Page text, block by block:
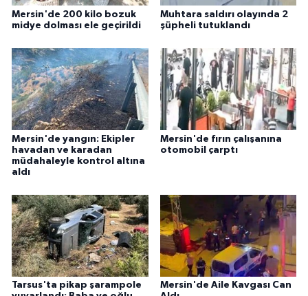
Mersin'de 200 kilo bozuk
midye dolması ele geçirildi
Muhtara saldırı olayında 2
şüpheli tutuklandı
Mersin'de yangın: Ekipler
havadan ve karadan
müdahaleyle kontrol altına
aldı
Mersin'de fırın çalışanına
otomobil çarptı
Tarsus'ta pikap şarampole
Mersin'de Aile Kavgası Can